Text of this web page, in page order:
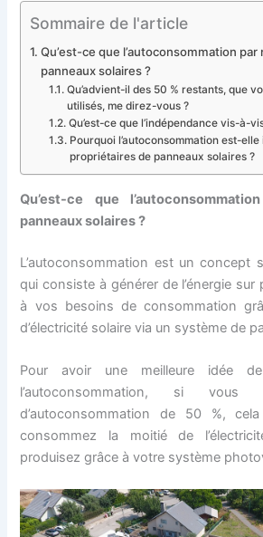
Sommaire de l'article
Qu’est-ce que l’autoconsommation par
panneaux solaires ?
Qu’advient-il des 50 % restants, que
utilisés, me direz-vous ?
Qu’est-ce que l’indépendance vis-à-
Pourquoi l’autoconsommation est-
propriétaires de panneaux solaires ?
Qu’est-ce que
panneaux solaires ?
L’autoconsommation est un concept
qui consiste à générer de l’énergie
à vos besoins de consommation
d’électricité solaire via un système de
Pour avoir une meilleure idée
l’autoconsommation, si
d’autoconsommation de 50 %,
consommez la moitié de
produisez grâce à votre système